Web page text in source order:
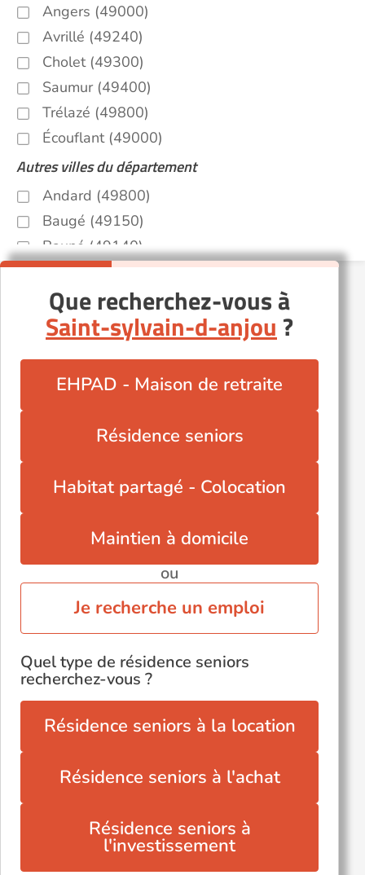
Angers (49000)
Avrillé (49240)
Cholet (49300)
Saumur (49400)
Trélazé (49800)
Écouflant (49000)
Autres villes du département
Andard (49800)
Baugé (49150)
Bauné (49140)
Bouchemaine (49080)
Fontaine-Guérin (49250)
La Meignanne (49770)
Le Coudray-Macouard (49260)
Le Fresne-sur-Loire (49123)
Longué-Jumelles (49160)
Saint-Hilaire-Saint-Florent (49400)
Saint-Mathurin-sur-Loire (49250)
Segré-en-Anjou Bleu (49500)
Que recherchez-vous à
Saint-sylvain-d-anjou ?
EHPAD - Maison de retraite
Résidence seniors
Habitat partagé - Colocation
Maintien à domicile
ou
Je recherche un emploi
Quel type de résidence seniors
recherchez-vous ?
Résidence seniors à la location
Résidence seniors à l'achat
Résidence seniors à
l'investissement